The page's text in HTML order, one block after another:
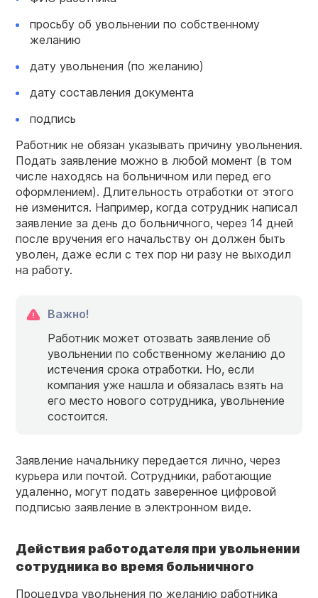
просьбу об увольнении по собственному
желанию
дату увольнения (по желанию)
дату составления документа
подпись
Работник не обязан указывать причину увольнения.
Подать заявление можно в любой момент (в том
числе находясь на больничном или перед его
оформлением). Длительность отработки от этого
не изменится. Например, когда сотрудник написал
заявление за день до больничного, через 14 дней
после вручения его начальству он должен быть
уволен, даже если с тех пор ни разу не выходил
на работу.
Важно!
Работник может отозвать заявление об
увольнении по собственному желанию до
истечения срока отработки. Но, если
компания уже нашла и обязалась взять на
его место нового сотрудника, увольнение
состоится.
Заявление начальнику передается лично, через
курьера или почтой. Сотрудники, работающие
удаленно, могут подать заверенное цифровой
подписью заявление в электронном виде.
Действия работодателя при увольнении
сотрудника во время больничного
Процедура увольнения по желанию работника